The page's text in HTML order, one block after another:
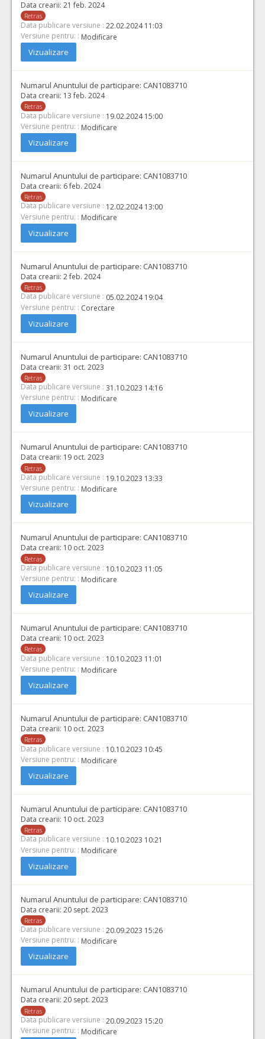
Data crearii: 21 feb. 2024
Retras
Data publicare versiune : 22.02.2024 11:03
Versiune pentru: : Modificare
Vizualizare
Numarul Anuntului de participare: CAN1083710
Data crearii: 13 feb. 2024
Retras
Data publicare versiune : 19.02.2024 15:00
Versiune pentru: : Modificare
Vizualizare
Numarul Anuntului de participare: CAN1083710
Data crearii: 6 feb. 2024
Retras
Data publicare versiune : 12.02.2024 13:00
Versiune pentru: : Modificare
Vizualizare
Numarul Anuntului de participare: CAN1083710
Data crearii: 2 feb. 2024
Retras
Data publicare versiune : 05.02.2024 19:04
Versiune pentru: : Corectare
Vizualizare
Numarul Anuntului de participare: CAN1083710
Data crearii: 31 oct. 2023
Retras
Data publicare versiune : 31.10.2023 14:16
Versiune pentru: : Modificare
Vizualizare
Numarul Anuntului de participare: CAN1083710
Data crearii: 19 oct. 2023
Retras
Data publicare versiune : 19.10.2023 13:33
Versiune pentru: : Modificare
Vizualizare
Numarul Anuntului de participare: CAN1083710
Data crearii: 10 oct. 2023
Retras
Data publicare versiune : 10.10.2023 11:05
Versiune pentru: : Modificare
Vizualizare
Numarul Anuntului de participare: CAN1083710
Data crearii: 10 oct. 2023
Retras
Data publicare versiune : 10.10.2023 11:01
Versiune pentru: : Modificare
Vizualizare
Numarul Anuntului de participare: CAN1083710
Data crearii: 10 oct. 2023
Retras
Data publicare versiune : 10.10.2023 10:45
Versiune pentru: : Modificare
Vizualizare
Numarul Anuntului de participare: CAN1083710
Data crearii: 10 oct. 2023
Retras
Data publicare versiune : 10.10.2023 10:21
Versiune pentru: : Modificare
Vizualizare
Numarul Anuntului de participare: CAN1083710
Data crearii: 20 sept. 2023
Retras
Data publicare versiune : 20.09.2023 15:26
Versiune pentru: : Modificare
Vizualizare
Numarul Anuntului de participare: CAN1083710
Data crearii: 20 sept. 2023
Retras
Data publicare versiune : 20.09.2023 15:20
Versiune pentru: : Modificare